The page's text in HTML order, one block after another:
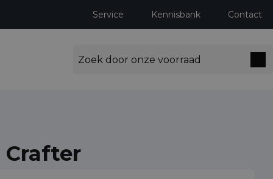
Service Kennisbank Contact
Crafter